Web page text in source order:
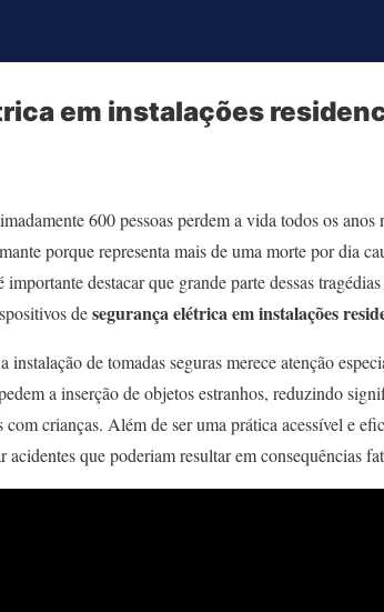
em instalações
600 pessoas perdem a vida todos os
porque representa mais de uma morte por dia
destacar que grande parte dessas
desegurança elétrica em instalações
instalação de tomadas seguras merece atenção
a inserção de objetos estranhos, reduzindo
crianças. Além de ser uma prática acessível e
que poderiam resultar em consequências